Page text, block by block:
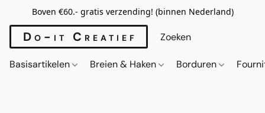
Boven €60.- gratis verzending! (binnen Nederland)
Do-it Creatief
Basisartikelen Breien & Haken Borduren